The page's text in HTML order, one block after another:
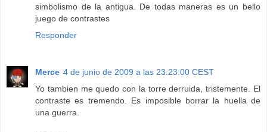
simbolismo de la antigua. De todas maneras es un bello
juego de contrastes
Responder
Merce 4 de junio de 2009 a las 23:23:00 CEST
Yo tambien me quedo con la torre derruida, tristemente. El
contraste es tremendo. Es imposible borrar la huella de
una guerra.